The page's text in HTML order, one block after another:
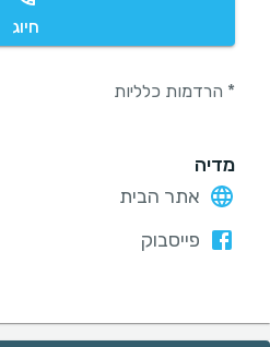
חיוג
* הרדמות כלליות
מדיה
אתר הבית
פייסבוק